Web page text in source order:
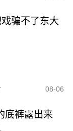
骗不了东大
08-06
底裤露出来